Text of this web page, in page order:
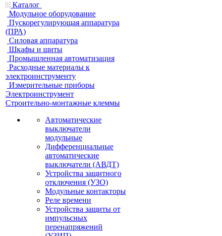
Каталог
Модульное оборудование
Пускорегулирующая аппаратура
(ПРА)
Силовая аппаратура
Шкафы и щиты
Промышленная автоматизация
Расходные материалы к
электроинструменту
Измерительные приборы
Электроинструмент
Строительно-монтажные клеммы
Автоматические
выключатели
модульные
Дифференциальные
автоматические
выключатели (АВДТ)
Устройства защитного
отключения (УЗО)
Модульные контакторы
Реле времени
Устройства защиты от
импульсных
перенапряжений